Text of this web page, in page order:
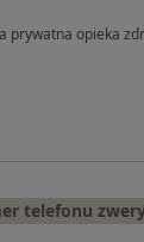
prywatna opieka
telefonu